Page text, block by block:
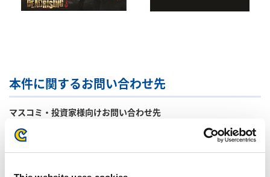
本件に関するお問い合わせ先
マスコミ・投資家様向けお問い合わせ先
株式会社 カプコン 秘書・広報IR部 広報IR室
〒540-0037 大阪市中央区内平野町三丁目1番3号
TEL : 06-6920-3623 / FAX : 06-6920-5108